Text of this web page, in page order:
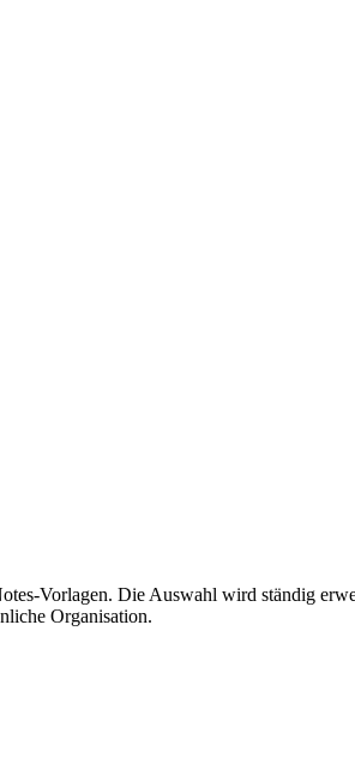
Vorlagen. Die Auswahl wird ständig
Organisation.